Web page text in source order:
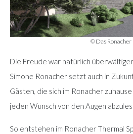
© Das Ronacher
Die Freude war natürlich
Simone Ronacher setzt auch in
Gästen, die sich im Ronacher
jeden Wunsch von den Augen
So entstehen im Ronacher Thermal